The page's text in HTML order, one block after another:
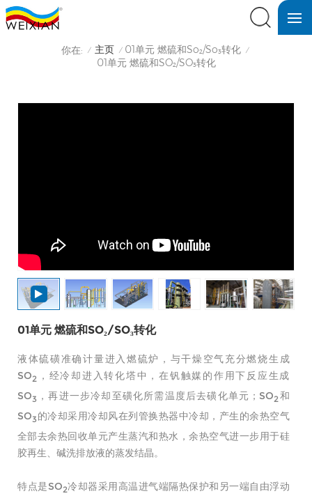
你在: / 主页 / 01单元 燃硫和So₂/So₃转化 /
01单元 燃硫和SO₂/SO₃转化
01单元 燃硫和SO₂/SO₃转化
液体硫磺准确计量进入燃硫炉，与干燥空气充分燃烧生成
SO2 ，经冷却进入转化塔中，在钒触媒的作用下反应生成
SO3 ，再进一步冷却至磺化所需温度后去磺化单元；SO2和
SO3的冷却采用冷却风在列管换热器中冷却，产生的余热空气
全部去余热回收单元产生蒸汽和热水，余热空气进一步用于硅
胶再生、碱洗排放液的蒸发结晶。
特点是SO2冷却器采用高温进气端隔热保护和另一端自由浮动